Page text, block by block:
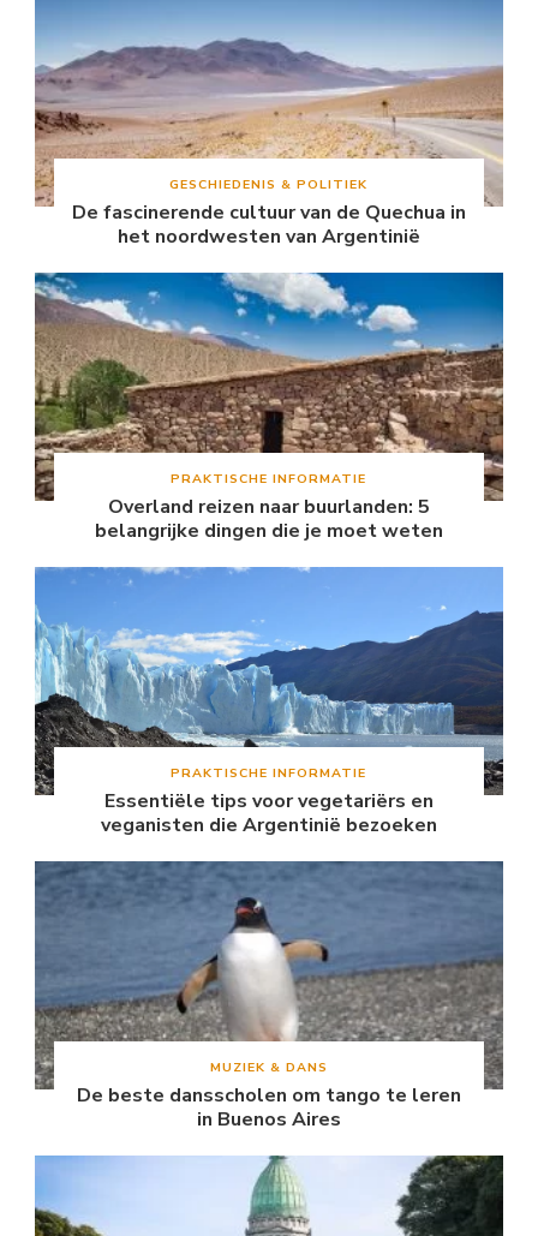
GESCHIEDENIS & POLITIEK
De fascinerende cultuur van de Quechua in
het noordwesten van Argentinië
PRAKTISCHE INFORMATIE
Overland reizen naar buurlanden: 5
belangrijke dingen die je moet weten
PRAKTISCHE INFORMATIE
Essentiële tips voor vegetariërs en
veganisten die Argentinië bezoeken
MUZIEK & DANS
De beste dansscholen om tango te leren
in Buenos Aires